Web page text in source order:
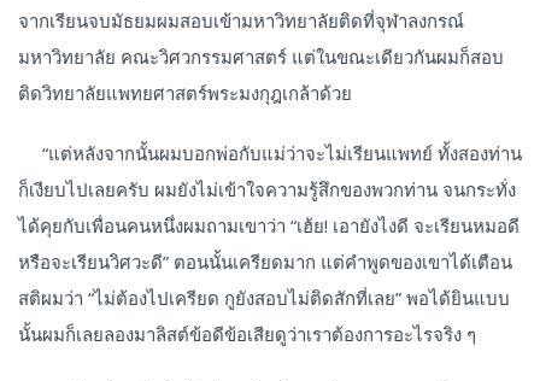
จากเรียนจบมัธยมผมสอบเข้ามหาวิทยาลัยติดที่จุฬาลงกรณ์
มหาวิทยาลัย คณะวิศวกรรมศาสตร์ แต่ในขณะเดียวกันผมก็สอบ
ติดวิทยาลัยแพทยศาสตร์พระมงกุฎเกล้าด้วย
“แต่หลังจากนั้นผมบอกพ่อกับแม่ว่าจะไม่เรียนแพทย์ ทั้งสองท่าน
ก็เงียบไปเลยครับ ผมยังไม่เข้าใจความรู้สึกของพวกท่าน จนกระทั่ง
ได้คุยกับเพื่อนคนหนึ่งผมถามเขาว่า “เฮ้ย! เอายังไงดี จะเรียนหมอดี
หรือจะเรียนวิศวะดี” ตอนนั้นเครียดมาก แต่คำพูดของเขาได้เตือน
สติผมว่า “ไม่ต้องไปเครียด กูยังสอบไม่ติดสักที่เลย” พอได้ยินแบบ
นั้นผมก็เลยลองมาลิสต์ข้อดีข้อเสียดูว่าเราต้องการอะไรจริง ๆ